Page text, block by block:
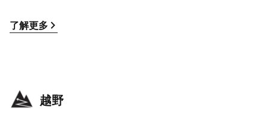
了解更多
越野